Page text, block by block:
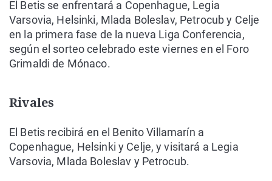
El Betis se enfrentará a Copenhague, Legia
Varsovia, Helsinki, Mlada Boleslav, Petrocub y Celje
en la primera fase de la nueva Liga Conferencia,
según el sorteo celebrado este viernes en el Foro
Grimaldi de Mónaco.
Rivales
El Betis recibirá en el Benito Villamarín a
Copenhague, Helsinki y Celje, y visitará a Legia
Varsovia, Mlada Boleslav y Petrocub.